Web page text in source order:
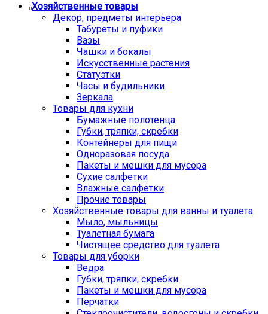
Хозяйственные товары
Декор, предметы интерьера
Табуреты и пуфики
Вазы
Чашки и бокалы
Искусственные растения
Статуэтки
Часы и будильники
Зеркала
Товары для кухни
Бумажные полотенца
Губки, тряпки, скребки
Контейнеры для пищи
Одноразовая посуда
Пакеты и мешки для мусора
Сухие салфетки
Влажные салфетки
Прочие товары
Хозяйственные товары для ванны и туалета
Мыло, мыльницы
Туалетная бумага
Чистящее средство для туалета
Товары для уборки
Ведра
Губки, тряпки, скребки
Пакеты и мешки для мусора
Перчатки